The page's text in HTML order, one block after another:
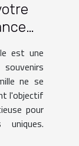
est une
ne se
l'objectif
pour